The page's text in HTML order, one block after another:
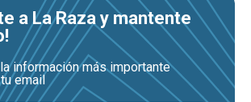
a La Raza y mantente
información más importante
email